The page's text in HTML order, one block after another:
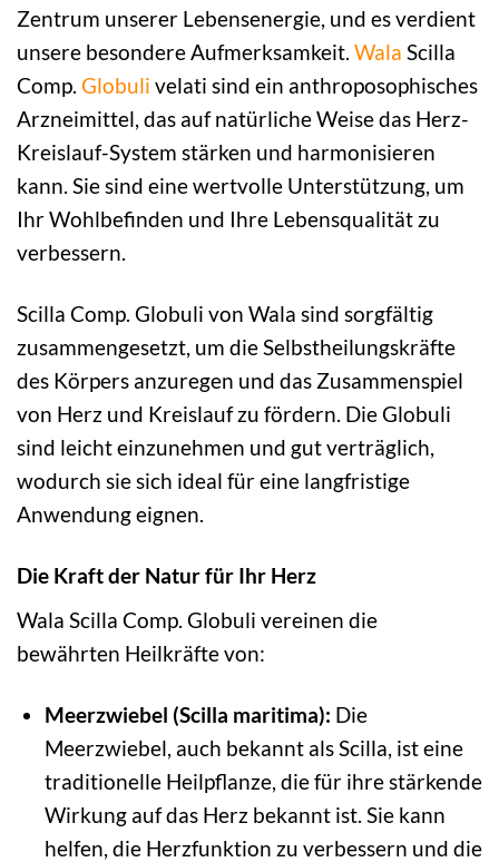
Zentrum unserer Lebensenergie, und es verdient
unsere besondere Aufmerksamkeit. Wala Scilla
Comp. Globuli velati sind ein anthroposophisches
Arzneimittel, das auf natürliche Weise das Herz-
Kreislauf-System stärken und harmonisieren
kann. Sie sind eine wertvolle Unterstützung, um
Ihr Wohlbefinden und Ihre Lebensqualität zu
verbessern.
Scilla Comp. Globuli von Wala sind sorgfältig
zusammengesetzt, um die Selbstheilungskräfte
des Körpers anzuregen und das Zusammenspiel
von Herz und Kreislauf zu fördern. Die Globuli
sind leicht einzunehmen und gut verträglich,
wodurch sie sich ideal für eine langfristige
Anwendung eignen.
Die Kraft der Natur für Ihr Herz
Wala Scilla Comp. Globuli vereinen die
bewährten Heilkräfte von:
Meerzwiebel (Scilla maritima): Die
Meerzwiebel, auch bekannt als Scilla, ist eine
traditionelle Heilpflanze, die für ihre stärkende
Wirkung auf das Herz bekannt ist. Sie kann
helfen, die Herzfunktion zu verbessern und die